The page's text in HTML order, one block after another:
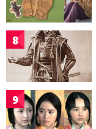
8
9